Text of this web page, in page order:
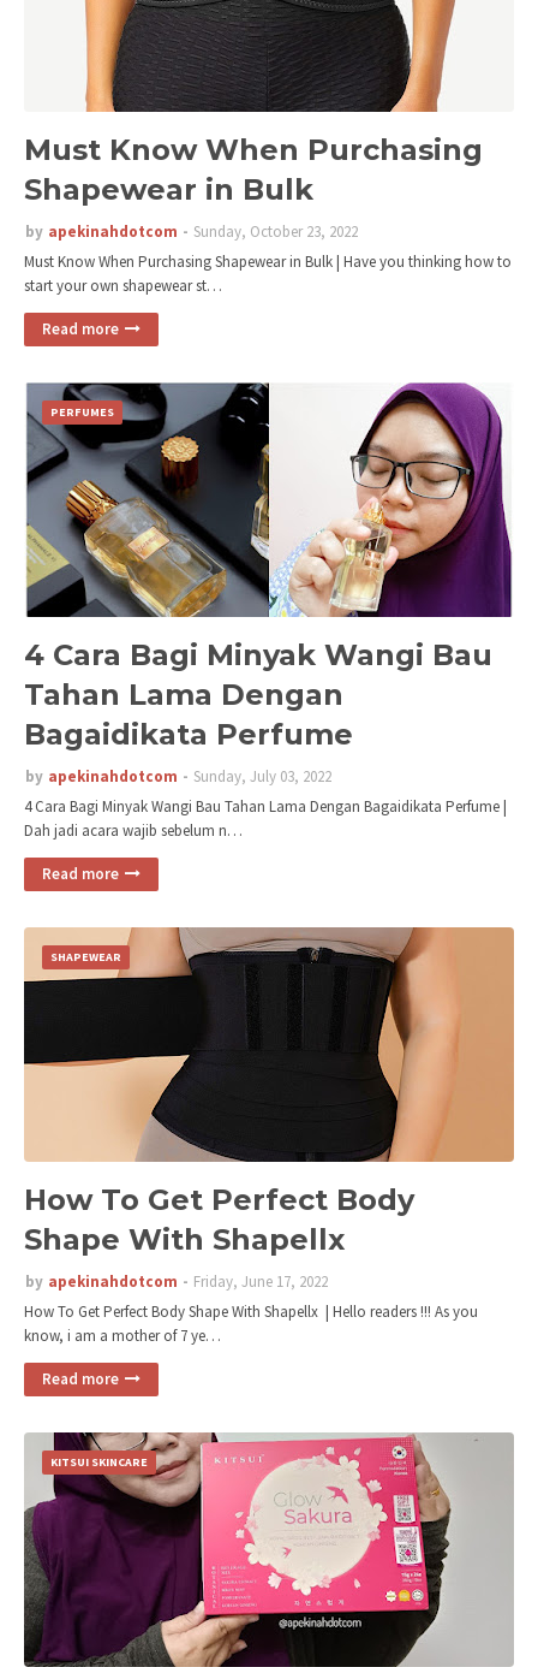
Must Know When Purchasing
Shapewear in Bulk
by apekinahdotcom
Sunday, October 23, 2022
Must Know When Purchasing Shapewear in Bulk | Have you thinking how to
start your own shapewear st…
Read more
PERFUMES
4 Cara Bagi Minyak Wangi Bau
Tahan Lama Dengan
Bagaidikata Perfume
by apekinahdotcom
Sunday, July 03, 2022
4 Cara Bagi Minyak Wangi Bau Tahan Lama Dengan Bagaidikata Perfume |
Dah jadi acara wajib sebelum n…
Read more
SHAPEWEAR
How To Get Perfect Body
Shape With Shapellx
by apekinahdotcom
Friday, June 17, 2022
How To Get Perfect Body Shape With Shapellx | Hello readers !!! As you
know, i am a mother of 7 ye…
Read more
KITSUI SKINCARE